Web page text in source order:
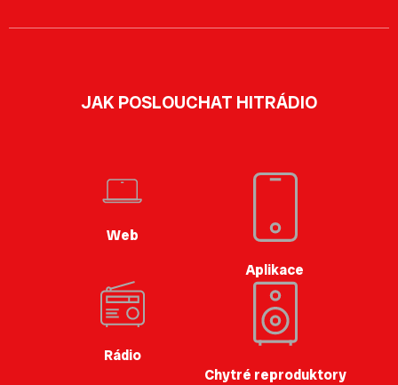
JAK POSLOUCHAT HITRÁDIO
Web
Aplikace
Rádio
Chytré reproduktory